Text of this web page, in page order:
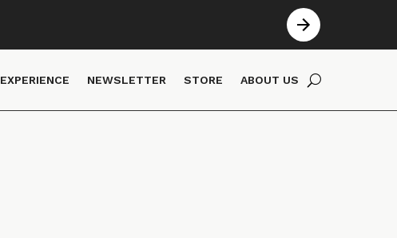
EXPERIENCE NEWSLETTER STORE ABOUT US